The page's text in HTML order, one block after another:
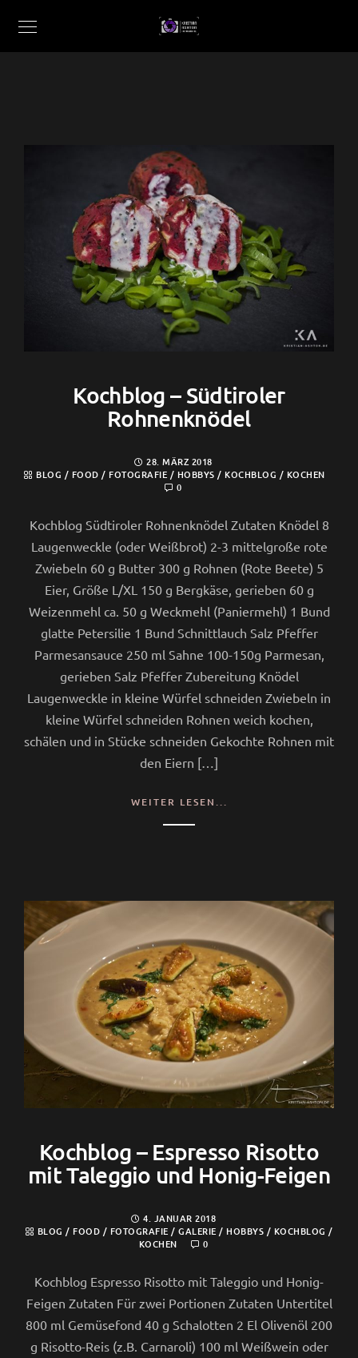
Kochblog – Südtiroler
Rohnenknödel
28. MÄRZ 2018
BLOG / FOOD / FOTOGRAFIE / HOBBYS / KOCHBLOG / KOCHEN
0
Kochblog Südtiroler Rohnenknödel Zutaten Knödel 8
Laugenweckle (oder Weißbrot) 2-3 mittelgroße rote
Zwiebeln 60 g Butter 300 g Rohnen (Rote Beete) 5
Eier, Größe L/XL 150 g Bergkäse, gerieben 60 g
Weizenmehl ca. 50 g Weckmehl (Paniermehl) 1 Bund
glatte Petersilie 1 Bund Schnittlauch Salz Pfeffer
Parmesansauce 250 ml Sahne 100-150g Parmesan,
gerieben Salz Pfeffer Zubereitung Knödel
Laugenweckle in kleine Würfel schneiden Zwiebeln in
kleine Würfel schneiden Rohnen weich kochen,
schälen und in Stücke schneiden Gekochte Rohnen mit
den Eiern […]
WEITER LESEN...
Kochblog – Espresso Risotto
mit Taleggio und Honig-Feigen
4. JANUAR 2018
BLOG / FOOD / FOTOGRAFIE / GALERIE / HOBBYS / KOCHBLOG /
KOCHEN
0
Kochblog Espresso Risotto mit Taleggio und Honig-
Feigen Zutaten Für zwei Portionen Zutaten Untertitel
800 ml Gemüsefond 40 g Schalotten 2 El Olivenöl 200
g Risotto-Reis (z.B. Carnaroli) 100 ml Weißwein oder